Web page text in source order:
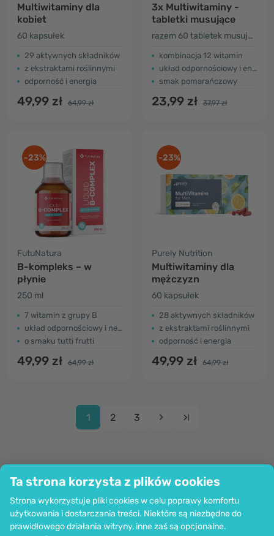
Ta strona korzysta z plików cookies
Strona wykorzystuje pliki cookies w celu poprawy komfortu
użytkowania i dostarczania treści. Niektóre są niezbędne do
prawidłowego działania witryny, inne zaś są opcjonalne.
Multiwitaminy dla
kobiet
60 kapsułek
29 aktywnych składników
z ekstraktami roślinnymi
odporność i energia
49,99 zł 64,99 zł
3x Multiwitaminy -
tabletki musujące
razem 60 tabletek musujących
kombinacja 12 witamin
układ odpornościowy i energia
smak pomarańczowy
23,99 zł 37,97 zł
-23%
FutuNatura
B-kompleks – w
płynie
250 ml
7 witamin z grupy B
układ odpornościowy i nerwowy, więcej energii
o smaku tutti frutti
49,99 zł 64,99 zł
-23%
Purely Nutrition
Multiwitaminy dla
mężczyzn
60 kapsułek
28 aktywnych składników
z ekstraktami roślinnymi
odporność i energia
49,99 zł 64,99 zł
1 2 3
Informacje
Dołącz do nas